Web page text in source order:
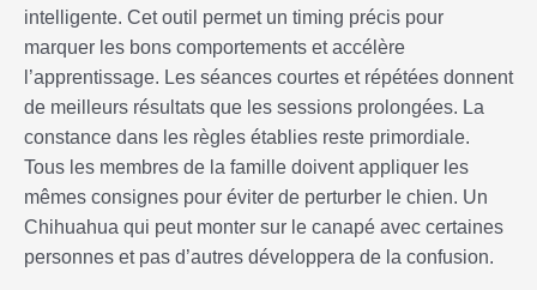
intelligente. Cet outil permet un timing précis pour
marquer les bons comportements et accélère
l’apprentissage. Les séances courtes et répétées donnent
de meilleurs résultats que les sessions prolongées. La
constance dans les règles établies reste primordiale.
Tous les membres de la famille doivent appliquer les
mêmes consignes pour éviter de perturber le chien. Un
Chihuahua qui peut monter sur le canapé avec certaines
personnes et pas d’autres développera de la confusion.